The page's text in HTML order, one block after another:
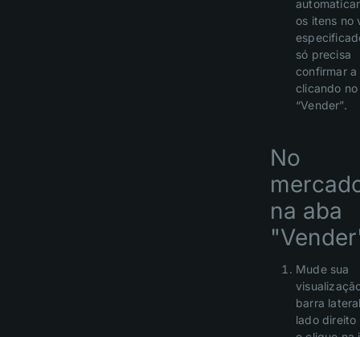
os itens no
só precisa
confirmar
clicando
“Vender”.
No
na aba
Mude sua
barra
lado direito